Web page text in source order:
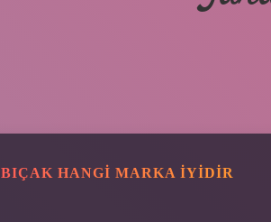
HANGI MARKA IYIDIR